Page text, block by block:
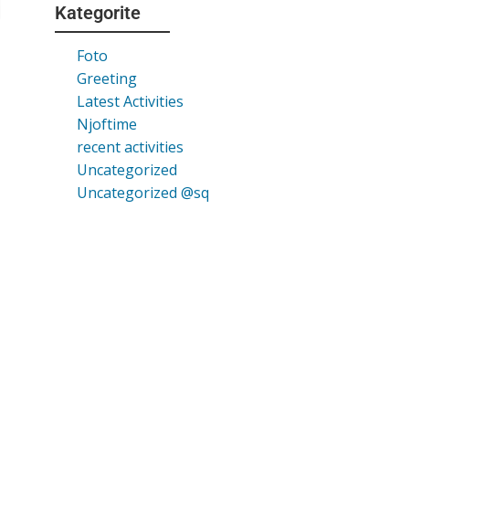
Kategorite
Foto
Greeting
Latest Activities
Njoftime
recent activities
Uncategorized
Uncategorized @sq